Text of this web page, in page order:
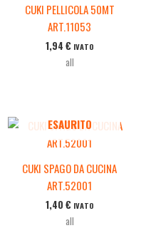
CUKI PELLICOLA 50MT
ART.11053
1,94 € IVATO
all
ESAURITO
CUKI SPAGO DA CUCINA
ART.52001
1,40 € IVATO
all